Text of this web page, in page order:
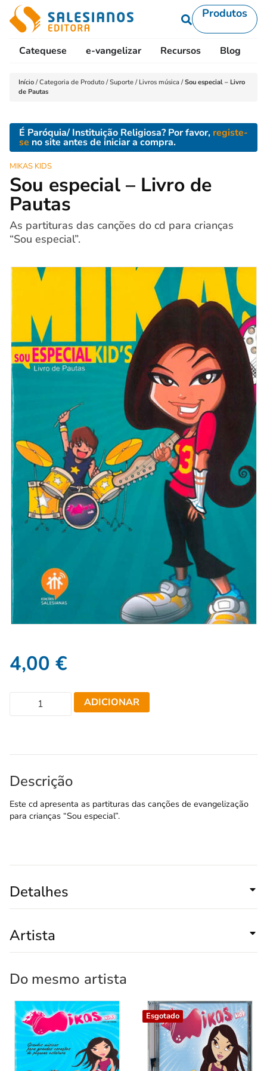
Produtos
Catequese e-vangelizar Recursos Blog
Início /Categoria de Produto /Suporte / Livros música /Sou especial – Livro
de Pautas
É Paróquia/ Instituição Religiosa? Por favor, registe-
se no site antes de iniciar a compra.
MIKAS KIDS
Sou especial – Livro de
Pautas
As partituras das canções do cd para crianças
“Sou especial”.
4,00 €
ADICIONAR
Descrição
Este cd apresenta as partituras das canções de evangelização
para crianças “Sou especial”.
Detalhes
Artista
Do mesmo artista
Esgotado